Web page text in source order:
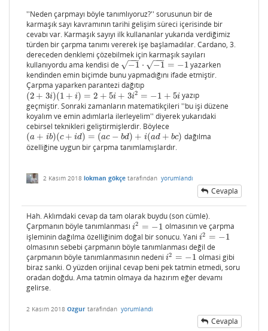
''Neden çarpmayı böyle tanımlıyoruz?'' sorusunun bir de
karmaşık sayı kavramının tarihi gelişim süreci içerisinde bir
cevabı var. Karmaşık sayıyı ilk kullananlar yukarıda verdiğimiz
türden bir çarpma tanımı vererek işe başlamadılar. Cardano, 3.
dereceden denklemi çözebilmek için karmaşık sayıları
kullanıyordu ama kendisi de
−1
−−
−
√ ⋅ −1
−−
−
√ = −1
−1⋅−1 = −1
yazarken
kendinden emin biçimde bunu yapmadığını ifade etmiştir.
Çarpma yaparken parantezi dağıtıp
(2 + 3i)(1 + i) = 2 + 5i + 3i2 = −1 + 5i
(2+3i (1+i)= 2+ 5i+ 3i2 = −1+5i
yazıp
geçmiştir. Sonraki zamanların matematikçileri ''bu işi düzene
koyalım ve emin adımlarla ilerleyelim'' diyerek yukarıdaki
cebirsel teknikleri geliştirmişlerdir. Böylece
(a + ib)(c + id) = (ac − bd) + i(ad + bc)
(a+ ib (c+id)=(ac−b d)+ i(ad +b c)
dağılma
özelliğine uygun bir çarpma tanımlamışlardır.
2 Kasım 2018 lokman gökçe tarafından yorumlandı
Cevapla
Hah. Aklımdaki cevap da tam olarak buydu (son cümle).
Çarpmanın böyle tanımlanması i2 = −1
i2 −1
olmasının ve çarpma
işleminin dağılma özelliğinim doğal bir sonucu. Yani i2 = −1
i2 −1
olmasının sebebi çarpmanın böyle tanımlanması değil de
çarpmanın böyle tanımlanmasının nedeni i2 = −1
i2 −1
olmasi gibi
biraz sanki. O yüzden orijinal cevap beni pek tatmin etmedi, soru
oradan doğdu. Ama tatmin olmaya da hazırım eğer devamı
gelirse.
2 Kasım 2018 Ozgur tarafından yorumlandı
Cevapla